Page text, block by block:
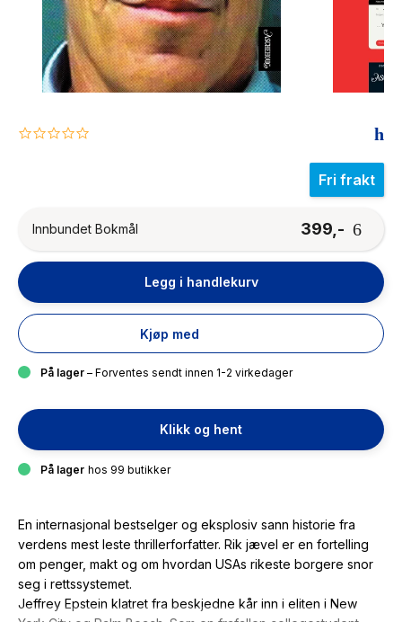
0.0
Fri frakt
Innbundet Bokmål 399,-
Legg i handlekurv
Kjøp med
På lager – Forventes sendt innen 1-2 virkedager
Klikk og hent
På lager hos 99 butikker
En internasjonal bestselger og eksplosiv sann historie fra
verdens mest leste thrillerforfatter. Rik jævel er en fortelling
om penger, makt og om hvordan USAs rikeste borgere snor
seg i rettssystemet.
Jeffrey Epstein klatret fra beskjedne kår inn i eliten i New